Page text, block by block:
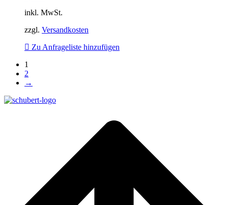
inkl. MwSt.
zzgl. Versandkosten
Zu Anfrageliste hinzufügen
1
2
→